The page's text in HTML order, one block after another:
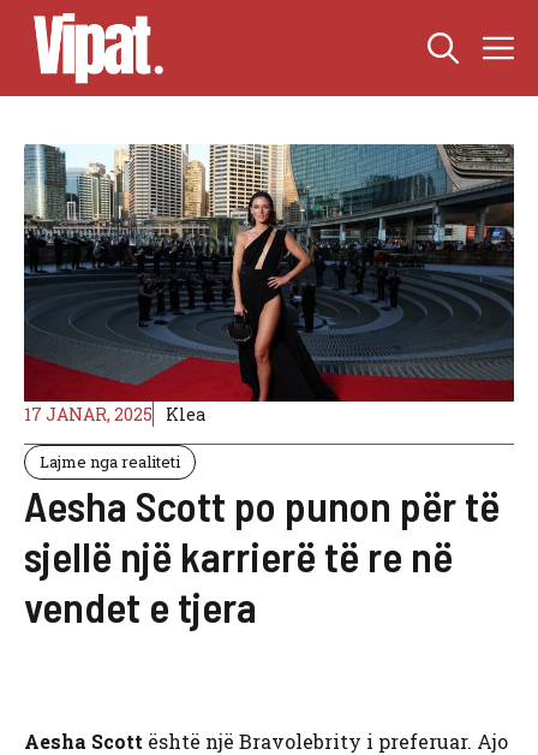
Skip
content
17 JANAR, 2025 Klea
Lajme nga realiteti
Aesha Scott po punon për të
sjellë një karrierë të re në
vendet e tjera
Aesha Scott është një Bravolebrity i preferuar. Ajo